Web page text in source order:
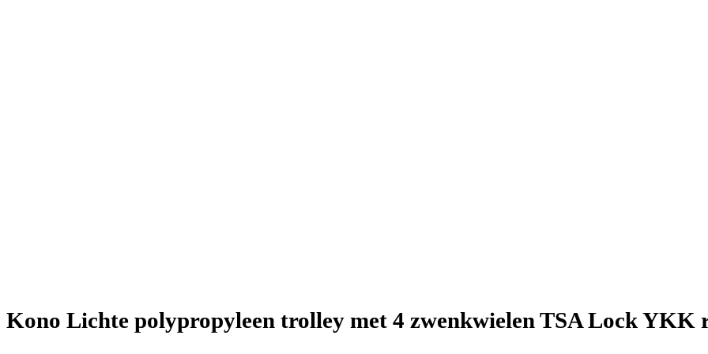
Kono Lichte polypropyleen trolley met 4 zwenkwielen TSA Lock YKK